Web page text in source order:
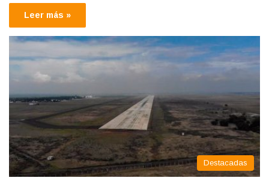
Leer más »
Destacadas